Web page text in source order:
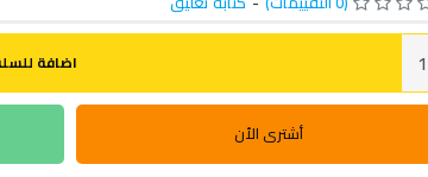
اضافة
أشترى الأن